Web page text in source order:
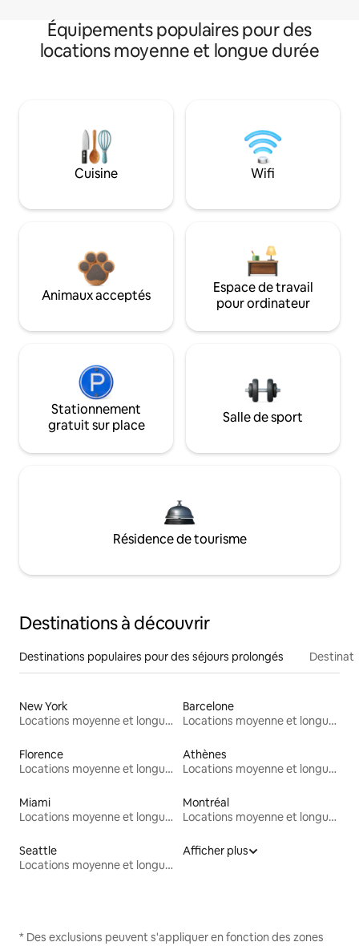
Équipements populaires pour des
locations moyenne et longue durée
Cuisine Wifi
Animaux acceptés
Espace de travail
pour ordinateur
Stationnement
gratuit sur place
Salle de sport
Résidence de tourisme
Destinations à découvrir
Destinations populaires pour des séjours prolongés
New York
Locations moyenne et longue durée
Barcelone
Locations moyenne et longue durée
Florence
Locations moyenne et longue durée
Athènes
Locations moyenne et longue durée
Miami
Locations moyenne et longue durée
Montréal
Locations moyenne et longue durée
Seattle
Locations moyenne et longue durée
Afficher plus
* Des exclusions peuvent s'appliquer en fonction des zones